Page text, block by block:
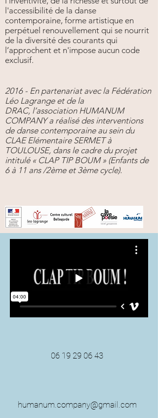
l'accessibilité de la danse
contemporaine, forme artistique en
perpétuel renouvellement qui se nourrit
de la diversité des courants qui
l’approchent et n'impose aucun code
exclusif.
2016 - En partenariat avec la Fédération
Léo Lagrange et de la
DRAC, l’association HUMANUM
COMPANY a réalisé des interventions
de danse contemporaine au sein du
CLAE Elémentaire SERMET à
TOULOUSE, dans le cadre du projet
intitulé « CLAP TIP BOUM » (Enfants de
6 à 11 ans /2ème et 3ème cycle).
06 19 29 06 43
humanum.company@gmail.com